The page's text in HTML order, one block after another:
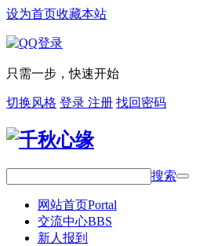
设为首页收藏本站
只需一步，快速开始
切换风格 登录 注册 找回密码
搜索
网站首页Portal
交流中心BBS
新人报到